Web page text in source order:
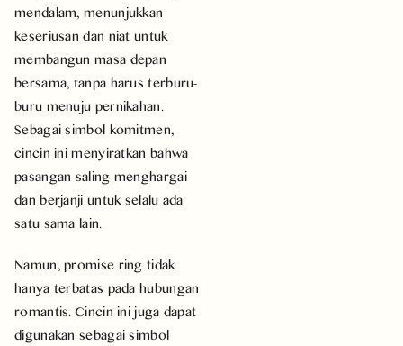
mendalam, menunjukkan
keseriusan dan niat untuk
membangun masa depan
bersama, tanpa harus terburu-
buru menuju pernikahan.
Sebagai simbol komitmen,
cincin ini menyiratkan bahwa
pasangan saling menghargai
dan berjanji untuk selalu ada
satu sama lain.
Namun, promise ring tidak
hanya terbatas pada hubungan
romantis. Cincin ini juga dapat
digunakan sebagai simbol